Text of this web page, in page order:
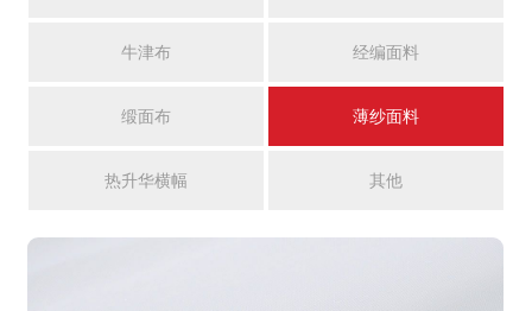
牛津布 经编面料
缎面布 薄纱面料
热升华横幅 其他